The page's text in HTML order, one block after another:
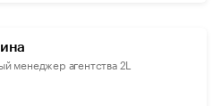
менеджер агентства 2L